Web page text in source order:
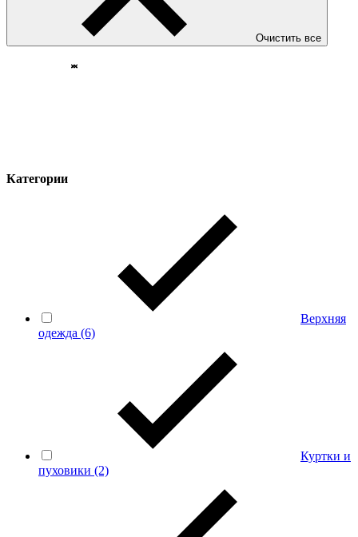
Очистить все
Категории
Верхняя
одежда (6)
Куртки и
пуховики (2)